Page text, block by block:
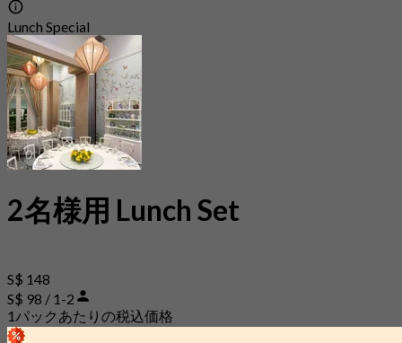
Lunch Special
2名様用 Lunch Set
S$ 148
S$ 98 / 1-2
1パックあたりの税込価格